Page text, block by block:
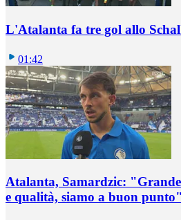
L'Atalanta fa tre gol allo
01:42
Atalanta, Samardzic:
e qualità, siamo a buon punto"